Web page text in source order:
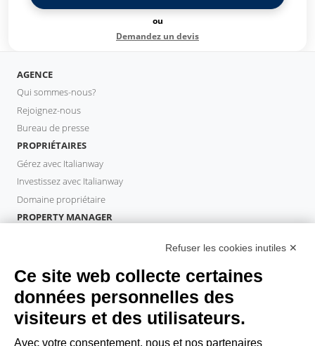
ou
Demandez un devis
AGENCE
Qui sommes-nous?
Rejoignez-nous
Bureau de presse
PROPRIÉTAIRES
Gérez avec Italianway
Investissez avec Italianway
Domaine propriétaire
PROPERTY MANAGER
INVITÉS
Réservez un séjour
Séjour longue durée
Expériences pour les clients
Reductions pour les clients
Refuser les cookies inutiles ✕
Ce site web collecte certaines
données personnelles des
visiteurs et des utilisateurs.
Avec votre consentement, nous et nos partenaires